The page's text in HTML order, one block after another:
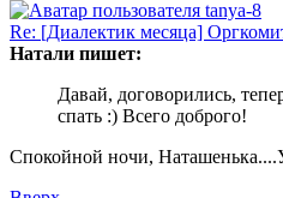
Re: [Диалектик месяца]
Натали пишет:
Давай, договорились,
спать :) Всего доброго!
Спокойной ночи,